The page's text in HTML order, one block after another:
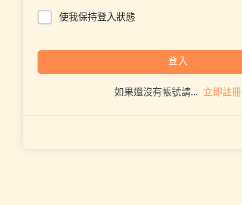
使我保持登入狀態
登入
如果還沒有帳號請... 立即註冊